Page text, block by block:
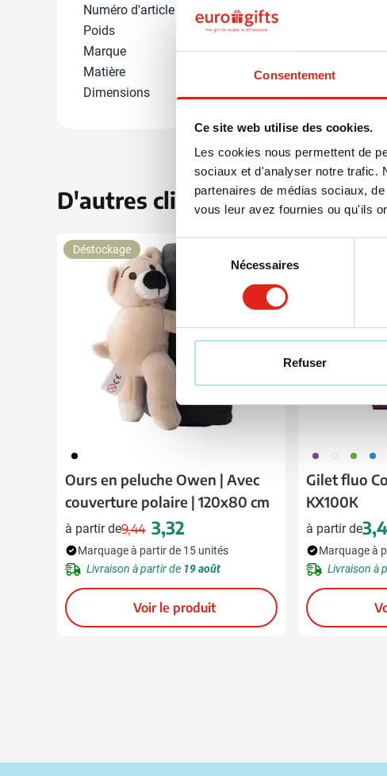
Consentement
Ce site web utilise des cookies.
Les cookies nous permettent de
sociaux et d'analyser notre trafic.
partenaires de médias sociaux,
vous leur avez fournies ou qu'ils
Sélection
consentement
Nécessaires
Refuser
Numéro d'article
Poids
Marque
Stabilo
Matière
Bois, Carton
Dimensions
D'autres clients ont aussi
001
Ours en peluche Owen | Avec
couverture polaire | 120x80 cm
à partir de
Prix normal
9,44 3,32
Déstockage
Marquage à partir de 15 unités
Livraison à partir de 19 août
Voir le produit
354 002 004 005
Gilet fluo
KX100K
à partir de
Marquage à
Livraison à